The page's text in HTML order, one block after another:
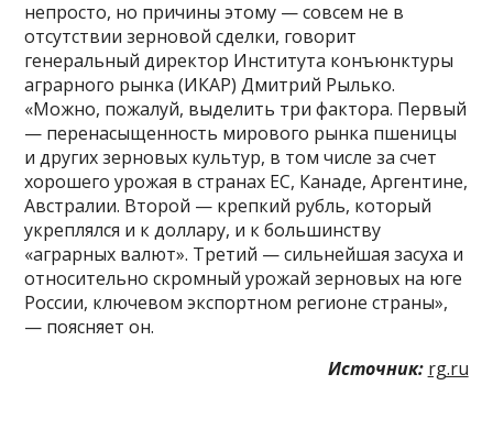
непросто, но причины этому — совсем не в
отсутствии зерновой сделки, говорит
генеральный директор Института конъюнктуры
аграрного рынка (ИКАР) Дмитрий Рылько.
«Можно, пожалуй, выделить три фактора. Первый
— перенасыщенность мирового рынка пшеницы
и других зерновых культур, в том числе за счет
хорошего урожая в странах ЕС, Канаде, Аргентине,
Австралии. Второй — крепкий рубль, который
укреплялся и к доллару, и к большинству
«аграрных валют». Третий — сильнейшая засуха и
относительно скромный урожай зерновых на юге
России, ключевом экспортном регионе страны»,
— поясняет он.
Источник: rg.ru